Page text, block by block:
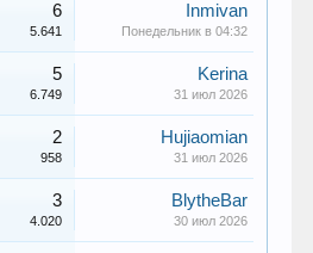
6
5.641
Inmivan
Понедельник в 04:32
5
6.749
Kerina
31 июл 2026
2
958
Hujiaomian
31 июл 2026
3
4.020
BlytheBar
30 июл 2026